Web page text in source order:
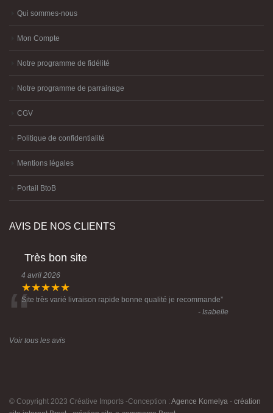
Qui sommes-nous
Mon Compte
Notre programme de fidélité
Notre programme de parrainage
CGV
Politique de confidentialité
Mentions légales
Portail BtoB
AVIS DE NOS CLIENTS
Très bon site
4 avril 2026
★★★★★
“Site très varié livraison rapide bonne qualité je recommande”
- Isabelle
Voir tous les avis
© Copyright 2023 Créative Imports -Conception : Agence Komelya - création